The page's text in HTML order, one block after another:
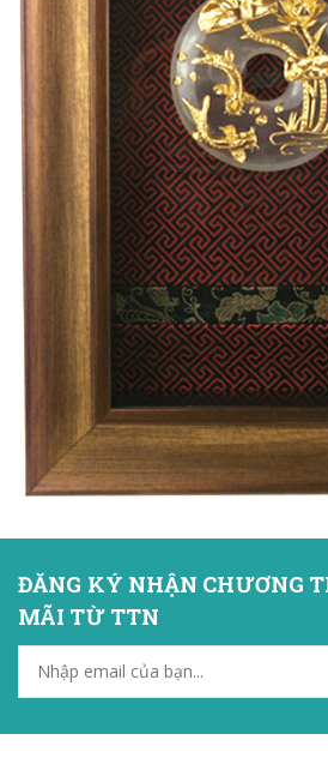
ĐĂNG KÝ NHẬN CHƯƠNG
MÃI TỪ TTN